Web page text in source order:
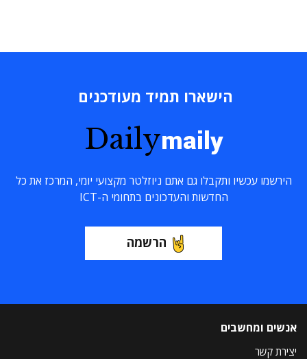
הישארו תמיד מעודכנים
Dailymaily
הירשמו עכשיו ותקבלו גם אתם ניוזלטר מקצועי יומי, המרכז את כל
החדשות והעדכונים בתחומי ה-ICT
הרשמה
אנשים ומחשבים
יצירת קשר